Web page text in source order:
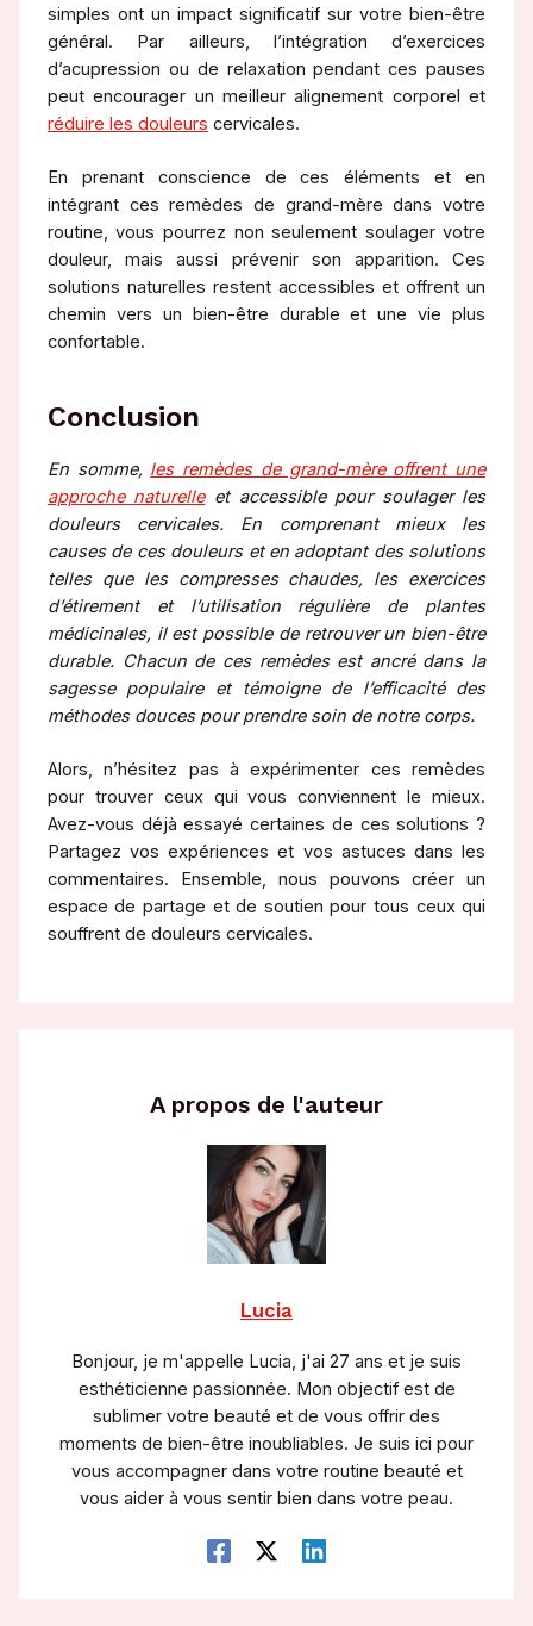
simples ont un impact significatif sur votre bien-être
général. Par ailleurs, l’intégration d’exercices
d’acupression ou de relaxation pendant ces pauses
peut encourager un meilleur alignement corporel et
réduire les douleurs cervicales.
En prenant conscience de ces éléments et en
intégrant ces remèdes de grand-mère dans votre
routine, vous pourrez non seulement soulager votre
douleur, mais aussi prévenir son apparition. Ces
solutions naturelles restent accessibles et offrent un
chemin vers un bien-être durable et une vie plus
confortable.
Conclusion
En somme, les remèdes de grand-mère offrent une
approche naturelleet accessible pour soulager les
douleurs cervicales. En comprenant mieux les
causes de ces douleurs et en adoptant des solutions
telles que les compresses chaudes, les exercices
d’étirement et l’utilisation régulière de plantes
médicinales, il est possible de retrouver un bien-être
durable. Chacun de ces remèdes est ancré dans la
sagesse populaire et témoigne de l’efficacité des
méthodes douces pour prendre soin de notre corps.
Alors, n’hésitez pas à expérimenter ces remèdes
pour trouver ceux qui vous conviennent le mieux.
Avez-vous déjà essayé certaines de ces solutions ?
Partagez vos expériences et vos astuces dans les
commentaires. Ensemble, nous pouvons créer un
espace de partage et de soutien pour tous ceux qui
souffrent de douleurs cervicales.
A propos de l'auteur
Lucia
Bonjour, je m'appelle Lucia, j'ai 27 ans et je suis
esthéticienne passionnée. Mon objectif est de
sublimer votre beauté et de vous offrir des
moments de bien-être inoubliables. Je suis ici pour
vous accompagner dans votre routine beauté et
vous aider à vous sentir bien dans votre peau.